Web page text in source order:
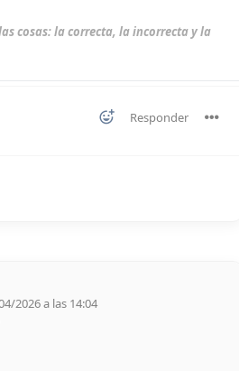
cosas: la correcta, la incorrecta y la
Responder
2026 a las 14:04